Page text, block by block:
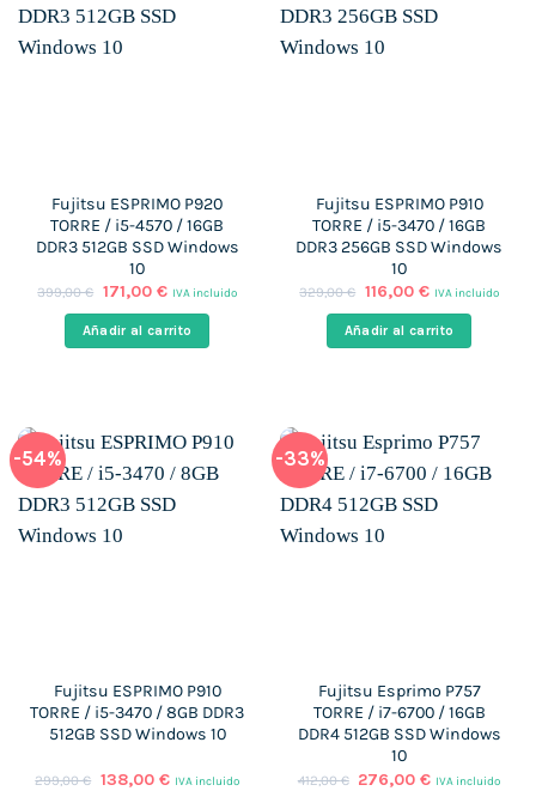
Fujitsu ESPRIMO P920
TORRE / i5-4570 / 16GB
DDR3 512GB SSD Windows
10
399,00€ El
original
era:
171,00 €El
actual
es:
IVA incluido
Añadir al carrito
Fujitsu ESPRIMO P910
TORRE / i5-3470 / 16GB
DDR3 256GB SSD Windows
10
329,00€ El
original
era:
116,00 €El
actual
es:
IVA incluido
Añadir al carrito
-54%
Fujitsu ESPRIMO P910
TORRE / i5-3470 / 8GB DDR3
512GB SSD Windows 10
299,00€ El
138,00 €ElIVA incluido
-33%
Fujitsu Esprimo P757
TORRE / i7-6700 / 16GB
DDR4 512GB SSD Windows
10
412,00€ El
276,00€ElIVA incluido